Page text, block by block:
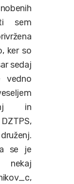
sem
ker so
sedaj
in
se je